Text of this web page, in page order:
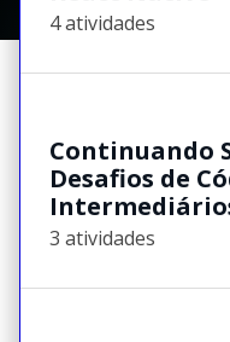
4 atividades
Continuando
Desafios de
3 atividades